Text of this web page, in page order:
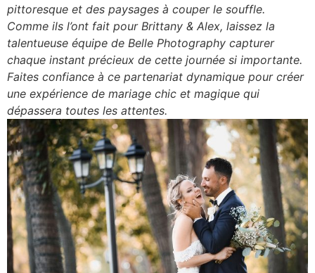
pittoresque et des paysages à couper le souffle.
Comme ils l’ont fait pour Brittany & Alex, laissez la
talentueuse équipe de Belle Photography capturer
chaque instant précieux de cette journée si importante.
Faites confiance à ce partenariat dynamique pour créer
une expérience de mariage chic et magique qui
dépassera toutes les attentes.